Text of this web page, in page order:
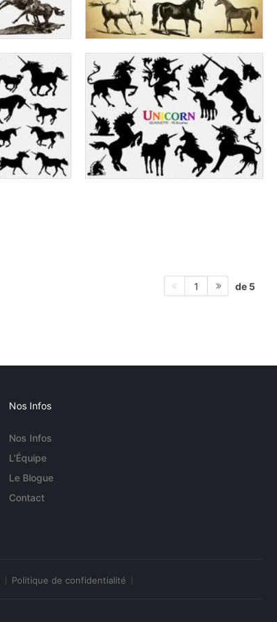
1 de 5
Nos Infos
Nos Infos
L'Équipe
Le Blogue
Contact
Politique de confidentialité